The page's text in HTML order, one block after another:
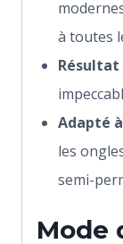
à toutes
Adapté
les
semi-
Mode